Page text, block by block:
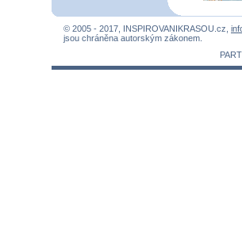
© 2005 - 2017, INSPIROVANIKRASOU.cz,
jsou chráněna autorským zákonem.